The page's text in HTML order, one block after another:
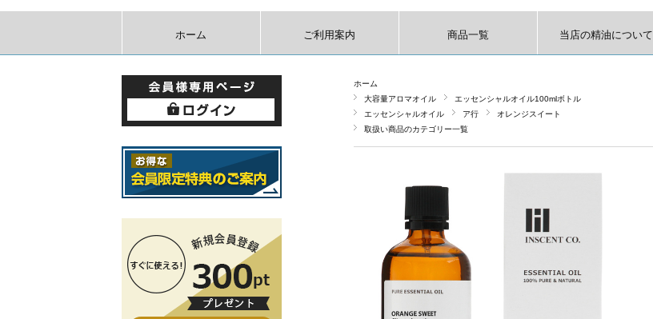
ホーム ご利用案内 商品一覧 当店の精油について
ホーム
大容量アロマオイル
エッセンシャルオイル100mlボトル
エッセンシャルオイル
ア行
オレンジスイート
取扱い商品のカテゴリー一覧